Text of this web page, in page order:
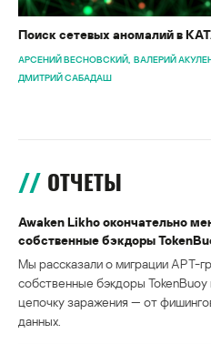
Поиск сетевых аномалий в
АРСЕНИЙ ВЕСНОВСКИЙ ВАЛЕРИЙ
ДМИТРИЙ САБАДАШ
ОТЧЕТЫ
Awaken Likho окончательно
собственные бэкдоры
Мы рассказали о миграции APT-
собственные бэкдоры TokenBuoy
цепочку заражения — от
данных.